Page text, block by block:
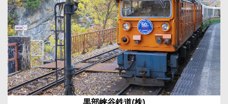
黒部峡谷鉄道(株)